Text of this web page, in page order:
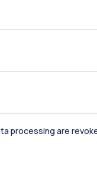
processing are